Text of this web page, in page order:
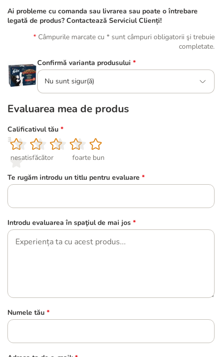
Ai probleme cu comanda sau livrarea sau poate o întrebare
legată de produs? Contactează Serviciul Clienți!
Câmpurile marcate cu * sunt câmpuri obligatorii şi trebuie
completate.
Confirmă varianta produsului *
Nu sunt sigur(ă)
Evaluarea mea de produs
Calificativul tău *
1
nesatisfăcător
2
3
4
5
foarte bun
Te rugăm introdu un titlu pentru evaluare *
Introdu evaluarea în spaţiul de mai jos *
Numele tău *